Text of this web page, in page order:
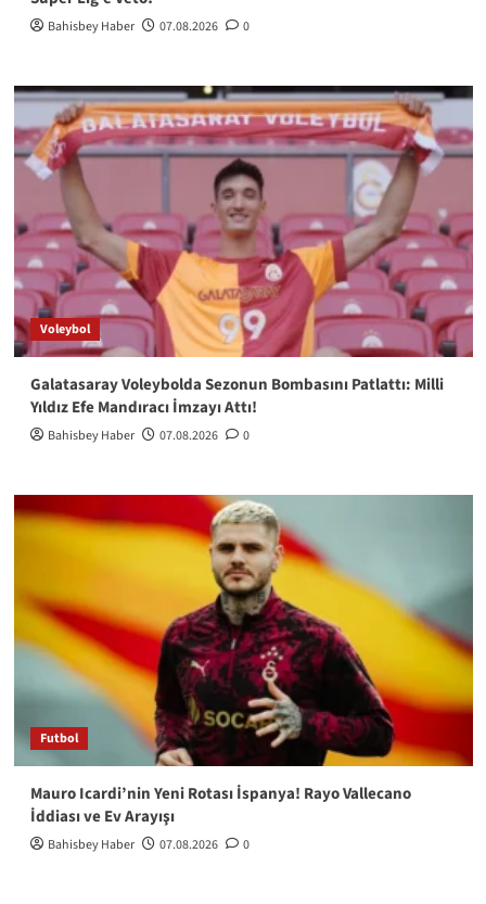
Bahisbey Haber 07.08.2026 0
Voleybol
Galatasaray Voleybolda Sezonun Bombasını Patlattı: Milli
Yıldız Efe Mandıracı İmzayı Attı!
Bahisbey Haber 07.08.2026 0
Futbol
Mauro Icardi’nin Yeni Rotası İspanya! Rayo Vallecano
İddiası ve Ev Arayışı
Bahisbey Haber 07.08.2026 0